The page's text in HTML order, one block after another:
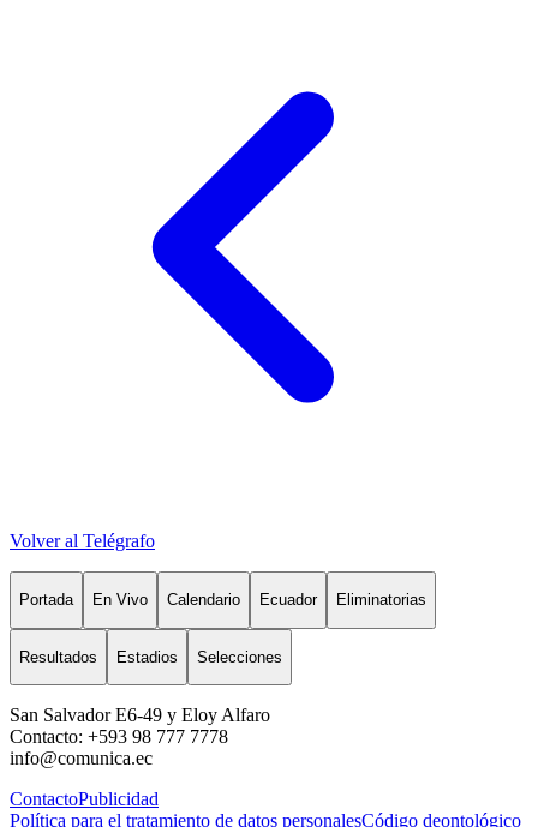
Volver al Telégrafo
Portada En Vivo Calendario Ecuador Eliminatorias
Resultados Estadios Selecciones
San Salvador E6-49 y Eloy Alfaro
Contacto: +593 98 777 7778
info@comunica.ec
ContactoPublicidad
Política para el tratamiento de datos personalesCódigo deontológico